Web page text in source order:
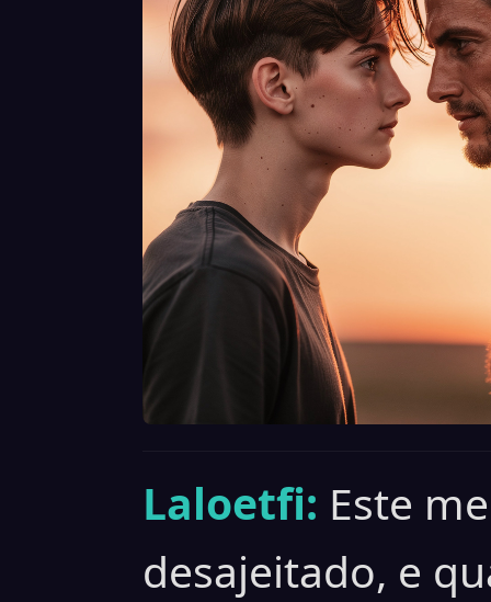
Laloetfi: Este
desajeitado, e